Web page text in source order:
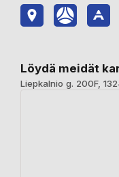
Löydä meidät
Liepkalnio g. 200F,